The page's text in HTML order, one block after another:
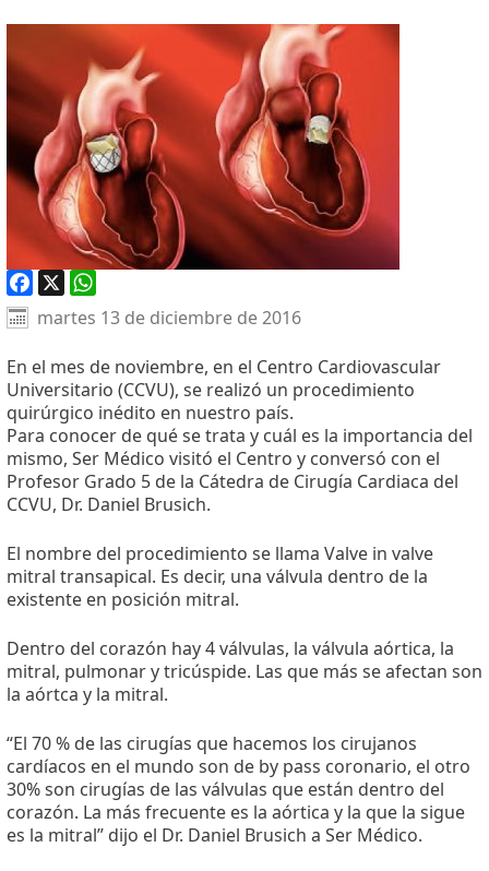
Facebook
X WhatsApp
martes 13 de diciembre de 2016
En el mes de noviembre, en el Centro Cardiovascular
Universitario (CCVU), se realizó un procedimiento
quirúrgico inédito en nuestro país.
Para conocer de qué se trata y cuál es la importancia del
mismo, Ser Médico visitó el Centro y conversó con el
Profesor Grado 5 de la Cátedra de Cirugía Cardiaca del
CCVU, Dr. Daniel Brusich.
El nombre del procedimiento se llama Valve in valve
mitral transapical. Es decir, una válvula dentro de la
existente en posición mitral.
Dentro del corazón hay 4 válvulas, la válvula aórtica, la
mitral, pulmonar y tricúspide. Las que más se afectan son
la aórtca y la mitral.
“El 70 % de las cirugías que hacemos los cirujanos
cardíacos en el mundo son de by pass coronario, el otro
30% son cirugías de las válvulas que están dentro del
corazón. La más frecuente es la aórtica y la que la sigue
es la mitral” dijo el Dr. Daniel Brusich a Ser Médico.